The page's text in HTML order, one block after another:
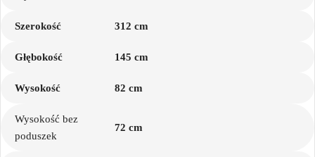
Szerokość 312 cm
Głębokość 145 cm
Wysokość 82 cm
Wysokość bez
poduszek
72 cm